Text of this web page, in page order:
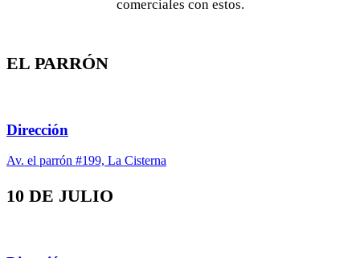
comerciales con estos.
EL PARRÓN
Dirección
Av. el parrón #199, La Cisterna
10 DE JULIO